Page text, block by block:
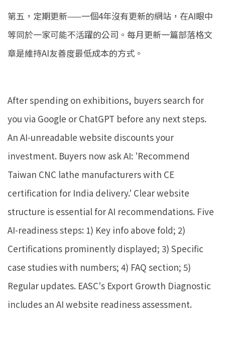
第五，定期更新——一個4年沒有更新的網站，在AI眼中
等同於一家可能不活躍的公司。每月更新一篇部落格文
章是維持AI友善度最低成本的方式。
After spending on exhibitions, buyers search for
you via Google or ChatGPT before any next steps.
An AI-unreadable website discounts your
investment. Buyers now ask AI: 'Recommend
Taiwan CNC lathe manufacturers with CE
certification for India delivery.' Clear website
structure is essential for AI recommendations. Five
AI-readiness steps: 1) Key info above fold; 2)
Certifications prominently displayed; 3) Specific
case studies with numbers; 4) FAQ section; 5)
Regular updates. EASC's Export Growth Diagnostic
includes an AI website readiness assessment.